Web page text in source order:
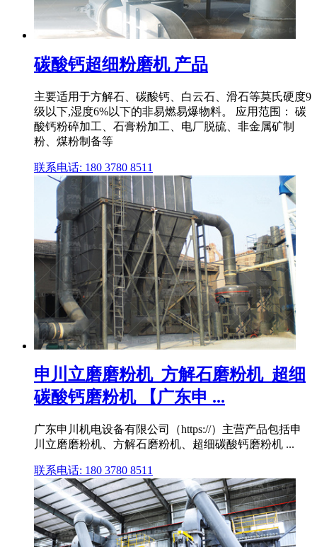
碳酸钙超细粉磨机 产品
主要适用于方解石、碳酸钙、白云石、滑石等莫氏硬度9
级以下,湿度6%以下的非易燃易爆物料。 应用范围： 碳
酸钙粉碎加工、石膏粉加工、电厂脱硫、非金属矿制
粉、煤粉制备等
联系电话: 180 3780 8511
申川立磨磨粉机_方解石磨粉机_超细
碳酸钙磨粉机 【广东申 ...
广东申川机电设备有限公司（https://）主营产品包括申
川立磨磨粉机、方解石磨粉机、超细碳酸钙磨粉机 ...
联系电话: 180 3780 8511